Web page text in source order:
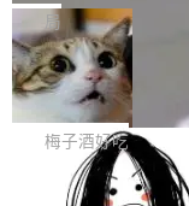
可控性和代码质量提
安全与合规要求。对
有云模型能够满足快
但对于金融、能源、
各业的Agent走向规模
渐丰富，用户关注的
让AI用起来，还要进
Token花在哪里、算
续增长的AI成本该如
正是围绕这些实际问
理两个方面，让用户
Bigtable 作者之一。
Gemini 的架构师。
ean 在 Google 工作
不是一个人走。一同
wat（Google 员工编
年的编程搭档，
作者）、Quoc Le（
局
🔥 SolonCode
字体可调、22 种语
打开终端就能上岗的
把「看得清、用母语
齐。 SolonCode 是
耳科技研发的企业级
梅子酒好吃
让“代码语义理解”